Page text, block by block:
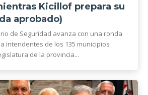
Kicillof prepara su
aprobado)
de Seguridad avanza con una ronda
intendentes de los 135 municipios
de la provincia...